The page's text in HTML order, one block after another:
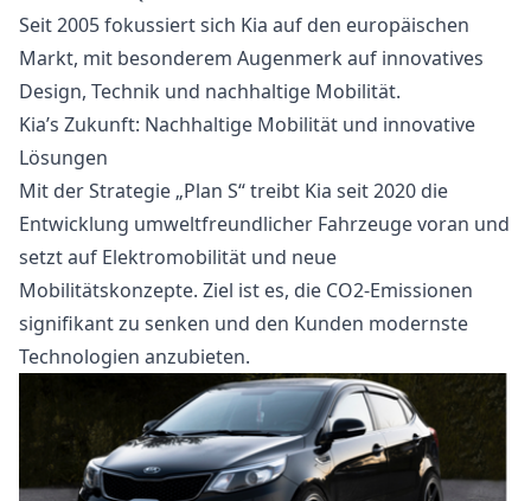
Seit 2005 fokussiert sich Kia auf den europäischen
Markt, mit besonderem Augenmerk auf innovatives
Design, Technik und nachhaltige Mobilität.
Kia’s Zukunft: Nachhaltige Mobilität und innovative
Lösungen
Mit der Strategie „Plan S“ treibt Kia seit 2020 die
Entwicklung umweltfreundlicher Fahrzeuge voran und
setzt auf Elektromobilität und neue
Mobilitätskonzepte. Ziel ist es, die CO2-Emissionen
signifikant zu senken und den Kunden modernste
Technologien anzubieten.